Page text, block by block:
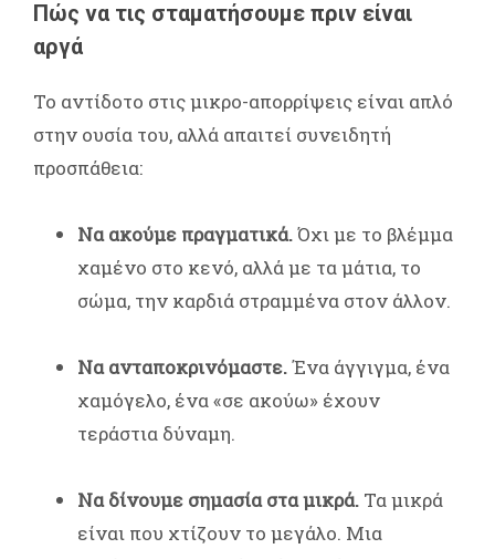
Πώς να τις σταματήσουμε πριν είναι
αργά
Το αντίδοτο στις μικρο-απορρίψεις είναι απλό
στην ουσία του, αλλά απαιτεί συνειδητή
προσπάθεια:
Να ακούμε πραγματικά.Όχι με το βλέμμα
χαμένο στο κενό, αλλά με τα μάτια, το
σώμα, την καρδιά στραμμένα στον άλλον.
Να ανταποκρινόμαστε.Ένα άγγιγμα, ένα
χαμόγελο, ένα «σε ακούω» έχουν
τεράστια δύναμη.
Να δίνουμε σημασία στα μικρά. Τα μικρά
είναι που χτίζουν το μεγάλο. Μια